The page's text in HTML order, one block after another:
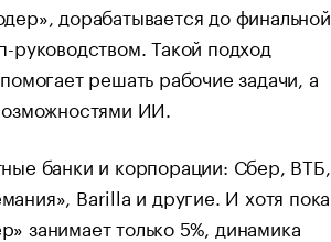
дорабатывается до финальной
руководством. Такой подход
решать рабочие задачи, а
ИИ.
банки и корпорации: Сбер, ВТБ,
Barilla и другие. И хотя пока
занимает только 5%, динамика